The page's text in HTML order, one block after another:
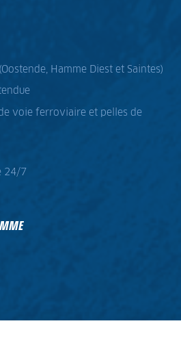
Hamme Diest et Saintes)
voie ferroviaire et pelles de
24/7